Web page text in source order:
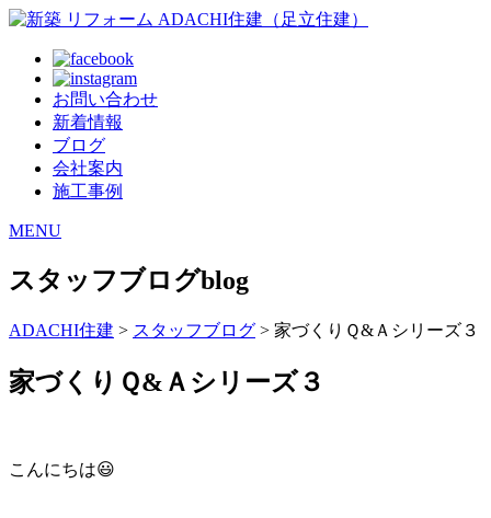
お問い合わせ
新着情報
ブログ
会社案内
施工事例
MENU
スタッフブログblog
ADACHI住建 > スタッフブログ > 家づくりＱ&Ａシリーズ３
家づくりＱ&Ａシリーズ３
こんにちは😃